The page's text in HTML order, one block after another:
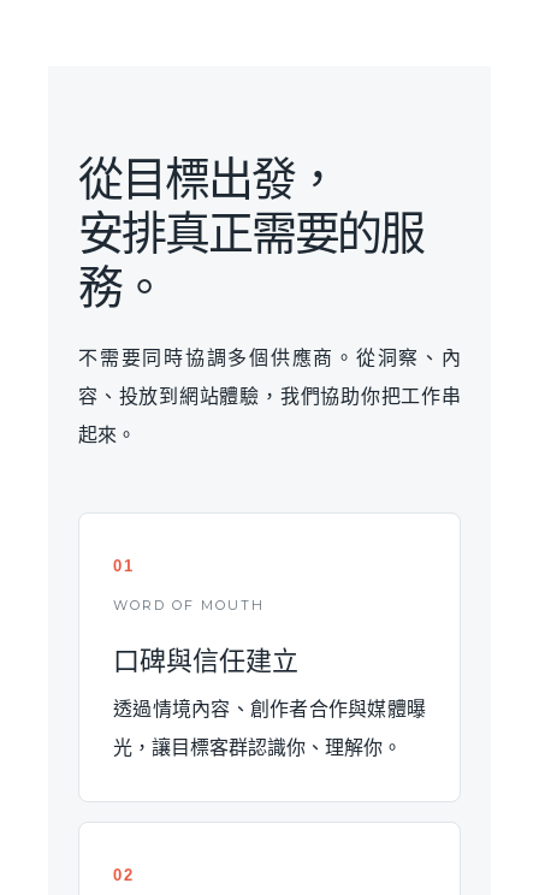
從目標出發，
安排真正需要的服
務。
不需要同時協調多個供應商。從洞察、內
容、投放到網站體驗，我們協助你把工作串
起來。
01
WORD OF MOUTH
口碑與信任建立
透過情境內容、創作者合作與媒體曝
光，讓目標客群認識你、理解你。
02